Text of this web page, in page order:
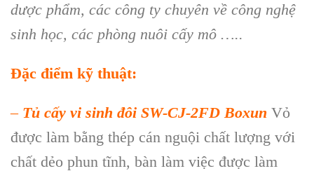
dược phẩm, các công ty chuyên về công nghệ
sinh học, các phòng nuôi cấy mô …..
Đặc điểm kỹ thuật:
– Tủ cấy vi sinh đôi SW-CJ-2FD Boxun Vỏ
được làm bằng thép cán nguội chất lượng với
chất dẻo phun tĩnh, bàn làm việc được làm